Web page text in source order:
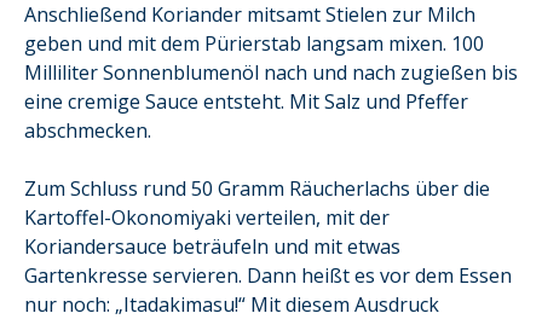
Anschließend Koriander mitsamt Stielen zur Milch
geben und mit dem Pürierstab langsam mixen. 100
Milliliter Sonnenblumenöl nach und nach zugießen bis
eine cremige Sauce entsteht. Mit Salz und Pfeffer
abschmecken.
Zum Schluss rund 50 Gramm Räucherlachs über die
Kartoffel-Okonomiyaki verteilen, mit der
Koriandersauce beträufeln und mit etwas
Gartenkresse servieren. Dann heißt es vor dem Essen
nur noch: „Itadakimasu!“ Mit diesem Ausdruck